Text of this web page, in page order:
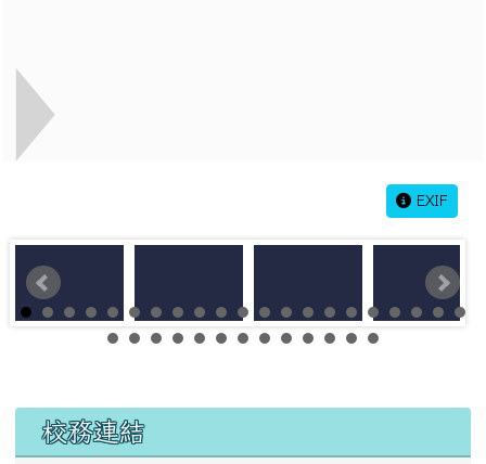
EXIF
左邊區域內容
校務連結